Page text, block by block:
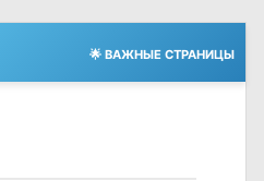
🌟 ВАЖНЫЕ СТРАНИЦЫ